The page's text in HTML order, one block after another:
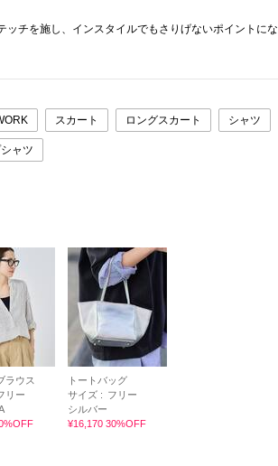
ッチを施し、インスタイルでもさりげないポイントにな
スカート ロングスカート シャツ
ャツ
ラウス
リー
トートバッグ
サイズ : フリー
シルバー
¥16,170 30%OFF